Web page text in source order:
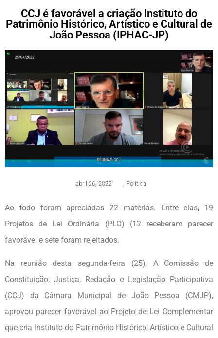
CCJ é favorável a criação Instituto do
Patrimônio Histórico, Artístico e Cultural de
João Pessoa (IPHAC-JP)
abril 26, 2022 , Política
Ao todo foram apreciadas 22 matérias. Entre elas, 19
Projetos de Lei Ordinária (PLO) (12 receberam parecer
favorável e sete foram rejeitados.
Na reunião desta segunda-feira (25), A Comissão de
Constituição, Justiça, Redação e Legislação Participativa
(CCJ) da Câmara Municipal de João Pessoa (CMJP),
aprovou parecer favorável ao Projeto de Lei Complementar
que cria Instituto do Patrimônio Histórico, Artístico e Cultural